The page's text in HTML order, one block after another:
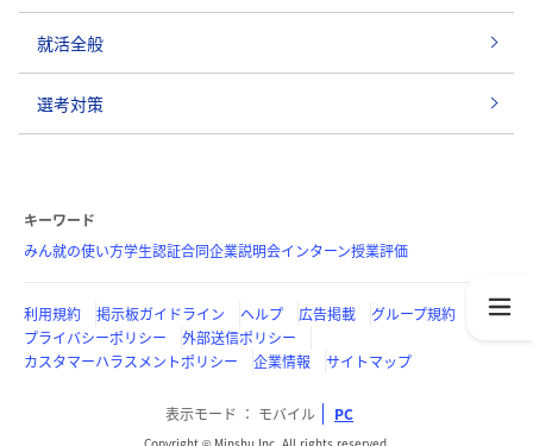
就活全般
選考対策
キーワード
みん就の使い方学生認証合同企業説明会インターン授業評価
利用規約 掲示板ガイドライン ヘルプ 広告掲載
グループ規約
プライバシーポリシー
外部送信ポリシー
カスタマーハラスメントポリシー
企業情報 サイトマップ
表示モード モバイル PC